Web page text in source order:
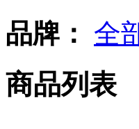
品牌： 全
商品列表